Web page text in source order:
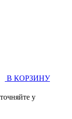
В КОРЗИНУ
у